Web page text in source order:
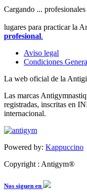
Cargando ...
lugares para practicar la
profesional.
Aviso legal
Condiciones
La web oficial de la
Las marcas
registradas, inscritas en
internacional.
Powered by: Kappuccino
Copyright : Antigym®
Nos siguen en